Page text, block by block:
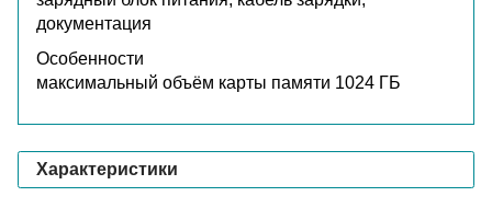
документация
Особенности
максимальный объём карты памяти 1024 ГБ
Характеристики